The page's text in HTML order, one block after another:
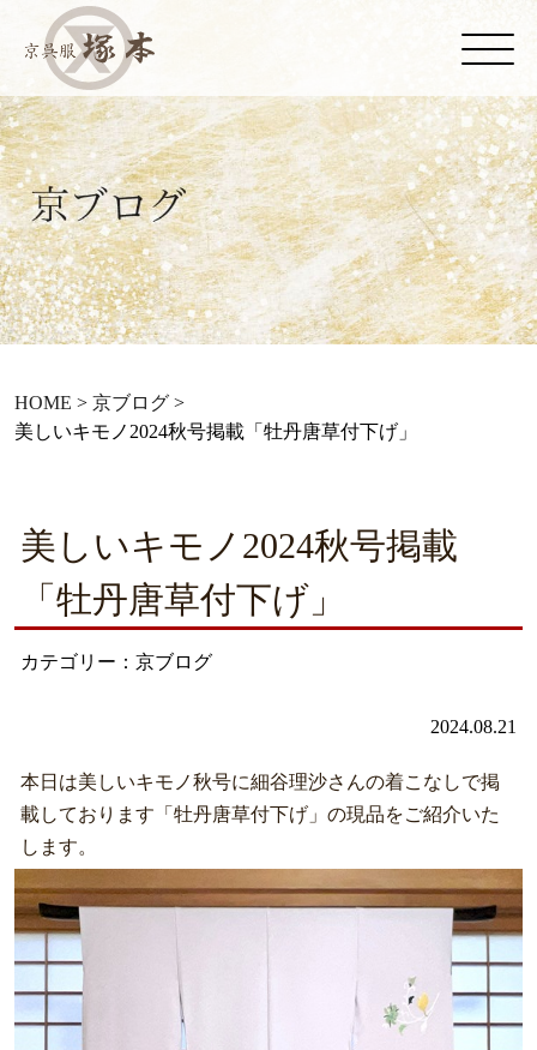
HOME > 京ブログ>
美しいキモノ2024秋号掲載「牡丹唐草付下げ」
美しいキモノ2024秋号掲載
「牡丹唐草付下げ」
カテゴリー：京ブログ
2024.08.21
本日は美しいキモノ秋号に細谷理沙さんの着こなしで掲
載しております「牡丹唐草付下げ」の現品をご紹介いた
します。